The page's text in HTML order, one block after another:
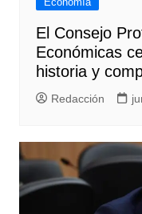
El Consejo
Económicas
historia y
Redacción